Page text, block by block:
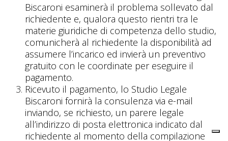
Biscaroni esaminerà il problema sollevato dal
richiedente e, qualora questo rientri tra le
materie giuridiche di competenza dello studio,
comunicherà al richiedente la disponibilità ad
assumere l’incarico ed invierà un preventivo
gratuito con le coordinate per eseguire il
pagamento.
Ricevuto il pagamento, lo Studio Legale
Biscaroni fornirà la consulenza via e-mail
inviando, se richiesto, un parere legale
all’indirizzo di posta elettronica indicato dal
richiedente al momento della compilazione